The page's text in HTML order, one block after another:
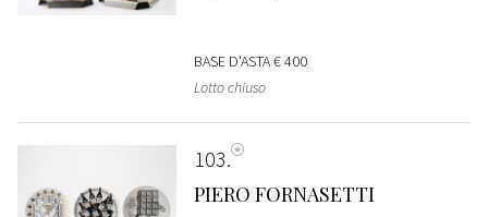
BASE D'ASTA€ 400
Lotto chiuso
103
PIERO FORNASETTI